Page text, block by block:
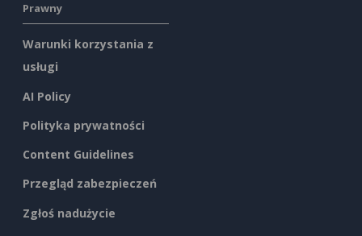
Prawny
Warunki korzystania z
usługi
AI Policy
Polityka prywatności
Content Guidelines
Przegląd zabezpieczeń
Zgłoś nadużycie